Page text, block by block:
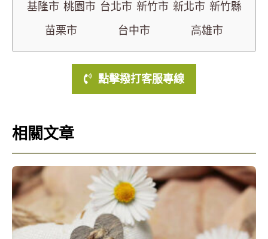
基隆市 桃園市
苗栗市
台北市 新竹市
台中市
新北市 新竹縣
高雄市
點擊撥打客服專線
相關文章